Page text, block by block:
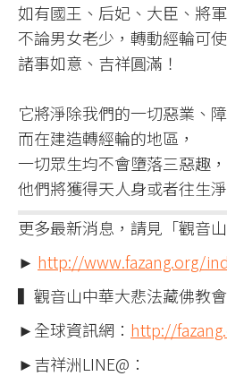
如有國王、后妃、大臣、將
不論男女老少，轉動經輪可
諸事如意、吉祥圓滿！​
它將淨除我們的一切惡業、障
而在建造轉經輪的地區，​
一切眾生均不會墮落三惡趣，​
他們將獲得天人身或者往生淨
更多最新消息，請見「觀音山
► http://www.fazang.org/
▍觀音山中華大悲法藏佛教會
►全球資訊網： http://
►吉祥洲LINE@：